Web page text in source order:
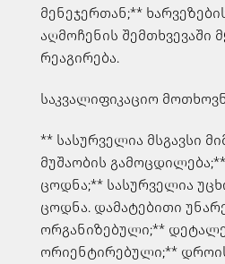
მენეჯერთან;**
აღმოჩენის შემთხვევაში
რეაგირება.
საკვალიფიკაციო
** სასურველია მსგავსი
მუშაობის გამოცდილება;
ცოდნა;** სასურველია
ცოდნა. დამატებითი
ორგანიზებული;**
ორიენტირებული;**